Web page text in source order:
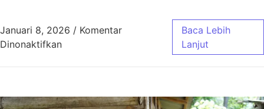
Januari 8, 2026 / Komentar
Dinonaktifkanpada Aqiqah Bandung Paket Murah Jawa
Baca Lebih
Lanjut